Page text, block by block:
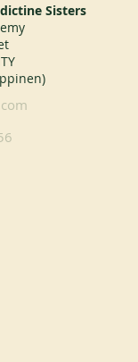
Sisters